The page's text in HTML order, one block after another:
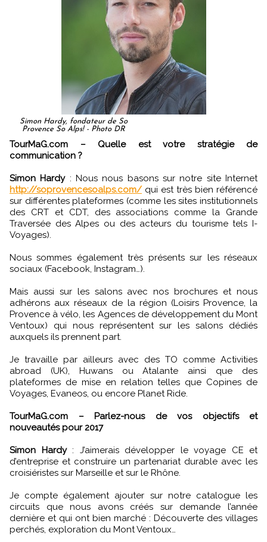
Simon Hardy, fondateur de So
Provence So Alps! - Photo DR
TourMaG.com – Quelle est votre stratégie de
communication ?
Simon Hardy: Nous nous basons sur notre site Internet
http://soprovencesoalps.com/qui est très bien référencé
sur différentes plateformes (comme les sites institutionnels
des CRT et CDT, des associations comme la Grande
Traversée des Alpes ou des acteurs du tourisme tels I-
Voyages).
Nous sommes également très présents sur les réseaux
sociaux (Facebook, Instagram…).
Mais aussi sur les salons avec nos brochures et nous
adhérons aux réseaux de la région (Loisirs Provence, la
Provence à vélo, les Agences de développement du Mont
Ventoux) qui nous représentent sur les salons dédiés
auxquels ils prennent part.
Je travaille par ailleurs avec des TO comme Activities
abroad (UK), Huwans ou Atalante ainsi que des
plateformes de mise en relation telles que Copines de
Voyages, Evaneos, ou encore Planet Ride.
TourMaG.com – Parlez-nous de vos objectifs et
nouveautés pour 2017
Simon Hardy: J’aimerais développer le voyage CE et
d’entreprise et construire un partenariat durable avec les
croisiéristes sur Marseille et sur le Rhône.
Je compte également ajouter sur notre catalogue les
circuits que nous avons créés sur demande l’année
dernière et qui ont bien marché : Découverte des villages
perchés, exploration du Mont Ventoux…